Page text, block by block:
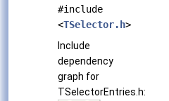
#include
<TSelector.h>
Include
dependency
graph for
TSelectorEntries.h: